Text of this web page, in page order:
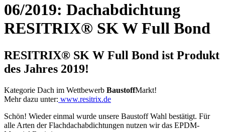
06/2019: Dachabdichtung
RESITRIX® SK W Full Bond
RESITRIX® SK W Full Bond ist Produkt
des Jahres 2019!
Kategorie Dach im Wettbewerb BaustoffMarkt!
Mehr dazu unter: www.resitrix.de
Schön! Wieder einmal wurde unsere Baustoff Wahl bestätigt. Für
alle Arten der Flachdachabdichtungen nutzen wir das EPDM-